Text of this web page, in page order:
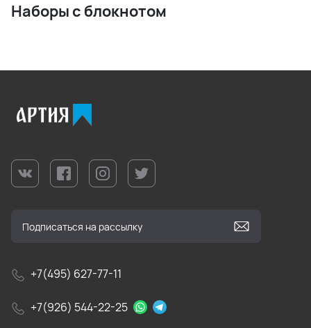
Наборы с блокнотом
+7(495) 627-77-11
+7(926) 544-22-25